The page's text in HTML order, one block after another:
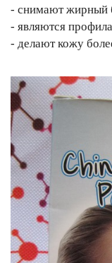
- снимают жирный
- являются
- делают кожу